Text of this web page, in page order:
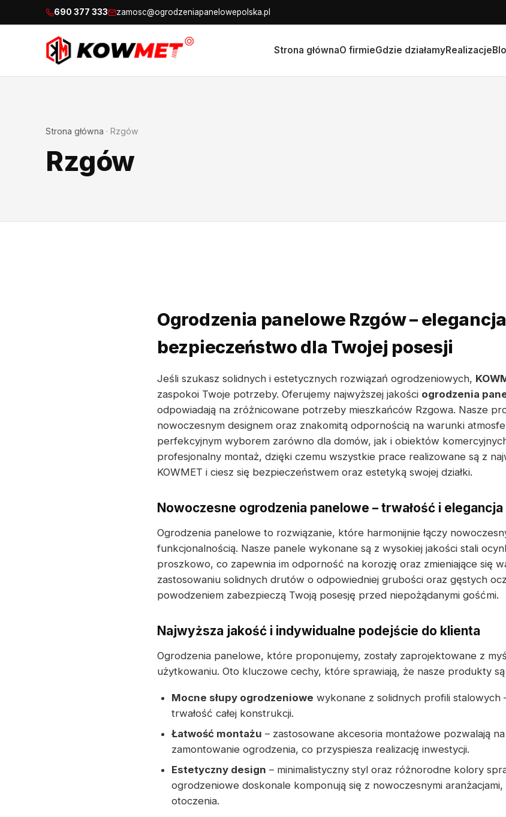
690 377 333 zamosc@ogrodzeniapanelowepolska.pl
Strona głównaO firmieGdzie działamyRealizacje
Strona główna · Rzgów
Rzgów
Ogrodzenia panelowe Rzgów –
bezpieczeństwo dla Twojej posesji
Jeśli szukasz solidnych i estetycznych rozwiązań ogrodzeniowych,
zaspokoi Twoje potrzeby. Oferujemy najwyższej jakości ogrodzenia
odpowiadają na zróżnicowane potrzeby mieszkańców Rzgowa. Nasze
nowoczesnym designem oraz znakomitą odpornością na warunki
perfekcyjnym wyborem zarówno dla domów, jak i obiektów
profesjonalny montaż, dzięki czemu wszystkie prace realizowane są z
KOWMET i ciesz się bezpieczeństwem oraz estetyką swojej działki.
Nowoczesne ogrodzenia panelowe – trwałość i
Ogrodzenia panelowe to rozwiązanie, które harmonijnie łączy
funkcjonalnością. Nasze panele wykonane są z wysokiej jakości stali
proszkowo, co zapewnia im odporność na korozję oraz zmieniające się
zastosowaniu solidnych drutów o odpowiedniej grubości oraz gęstych
powodzeniem zabezpieczą Twoją posesję przed niepożądanymi gośćmi.
Najwyższa jakość i indywidualne podejście do klienta
Ogrodzenia panelowe, które proponujemy, zostały zaprojektowane z
użytkowaniu. Oto kluczowe cechy, które sprawiają, że nasze produkty
Mocne słupy ogrodzeniowe wykonane z solidnych profili stalowych
trwałość całej konstrukcji.
Łatwość montażu – zastosowane akcesoria montażowe pozwalają
zamontowanie ogrodzenia, co przyspiesza realizację inwestycji.
Estetyczny design – minimalistyczny styl oraz różnorodne kolory
ogrodzeniowe doskonale komponują się z nowoczesnymi
otoczenia.